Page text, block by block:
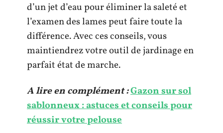
d’un jet d’eau pour éliminer la saleté et
l’examen des lames peut faire toute la
différence. Avec ces conseils, vous
maintiendrez votre outil de jardinage en
parfait état de marche.
A lire en complément :Gazon sur sol
sablonneux : astuces et conseils pour
réussir votre pelouse